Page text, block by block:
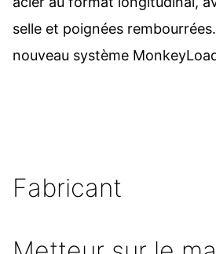
selle et poignées
nouveau système
Fabricant